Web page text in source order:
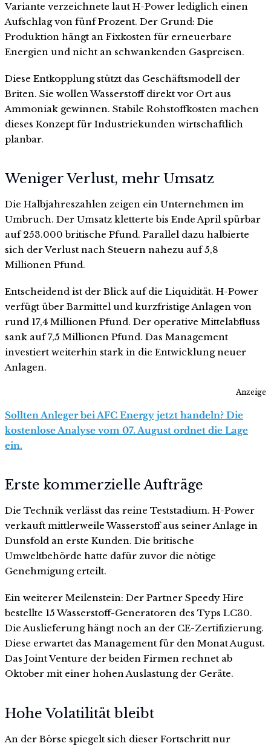
Variante verzeichnete laut H-Power lediglich einen
Aufschlag von fünf Prozent. Der Grund: Die
Produktion hängt an Fixkosten für erneuerbare
Energien und nicht an schwankenden Gaspreisen.
Diese Entkopplung stützt das Geschäftsmodell der
Briten. Sie wollen Wasserstoff direkt vor Ort aus
Ammoniak gewinnen. Stabile Rohstoffkosten machen
dieses Konzept für Industriekunden wirtschaftlich
planbar.
Weniger Verlust, mehr Umsatz
Die Halbjahreszahlen zeigen ein Unternehmen im
Umbruch. Der Umsatz kletterte bis Ende April spürbar
auf 253.000 britische Pfund. Parallel dazu halbierte
sich der Verlust nach Steuern nahezu auf 5,8
Millionen Pfund.
Entscheidend ist der Blick auf die Liquidität. H-Power
verfügt über Barmittel und kurzfristige Anlagen von
rund 17,4 Millionen Pfund. Der operative Mittelabfluss
sank auf 7,5 Millionen Pfund. Das Management
investiert weiterhin stark in die Entwicklung neuer
Anlagen.
Anzeige
Sollten Anleger bei AFC Energy jetzt handeln? Die
kostenlose Analyse vom 07. August ordnet die Lage
ein.
Erste kommerzielle Aufträge
Die Technik verlässt das reine Teststadium. H-Power
verkauft mittlerweile Wasserstoff aus seiner Anlage in
Dunsfold an erste Kunden. Die britische
Umweltbehörde hatte dafür zuvor die nötige
Genehmigung erteilt.
Ein weiterer Meilenstein: Der Partner Speedy Hire
bestellte 15 Wasserstoff-Generatoren des Typs LC30.
Die Auslieferung hängt noch an der CE-Zertifizierung.
Diese erwartet das Management für den Monat August.
Das Joint Venture der beiden Firmen rechnet ab
Oktober mit einer hohen Auslastung der Geräte.
Hohe Volatilität bleibt
An der Börse spiegelt sich dieser Fortschritt nur